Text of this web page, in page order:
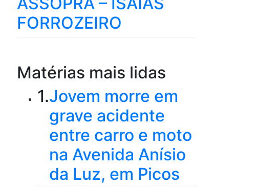
FORROZEIRO
Matérias mais lidas
1.Jovem morre em
grave acidente
entre carro e moto
na Avenida Anísio
da Luz, em Picos